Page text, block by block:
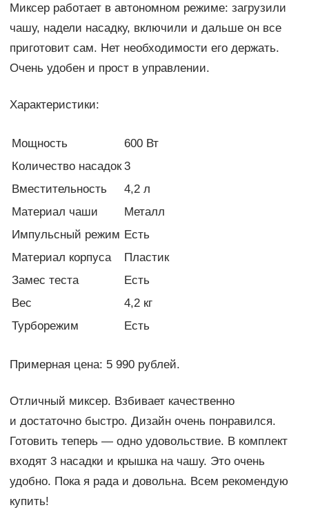
Миксер работает в автономном режиме: загрузили
чашу, надели насадку, включили и дальше он все
приготовит сам. Нет необходимости его держать.
Очень удобен и прост в управлении.
Характеристики:
Мощность
600 Вт
Количество насадок 3
Вместительность
4,2 л
Материал чаши
Металл
Импульсный режим Есть
Материал корпуса
Пластик
Замес теста
Есть
Вес
4,2 кг
Турборежим
Есть
Примерная цена: 5 990 рублей.
Отличный миксер. Взбивает качественно
и достаточно быстро. Дизайн очень понравился.
Готовить теперь — одно удовольствие. В комплект
входят 3 насадки и крышка на чашу. Это очень
удобно. Пока я рада и довольна. Всем рекомендую
купить!